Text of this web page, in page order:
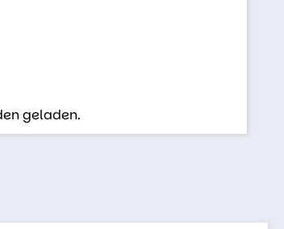
geladen.